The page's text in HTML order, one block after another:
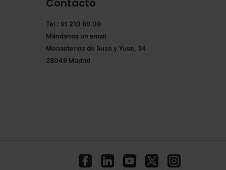
Tel.: 91 210 80 00
Mándanos un email
Monasterios de Suso y Yuso, 34
28049 Madrid